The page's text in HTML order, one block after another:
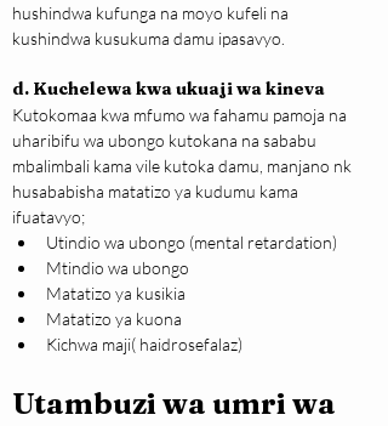
hushindwa kufunga na moyo kufeli na
kushindwa kusukuma damu ipasavyo.
d. Kuchelewa kwa ukuaji wa kineva
Kutokomaa kwa mfumo wa fahamu pamoja na
uharibifu wa ubongo kutokana na sababu
mbalimbali kama vile kutoka damu, manjano nk
husababisha matatizo ya kudumu kama
ifuatavyo;
Utindio wa ubongo (mental retardation)
Mtindio wa ubongo
Matatizo ya kusikia
Matatizo ya kuona
Kichwa maji( haidrosefalaz)
Utambuzi wa umri wa